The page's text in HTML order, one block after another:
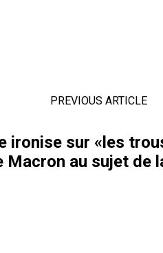
PREVIOUS ARTICLE
ironise sur «les
Macron au sujet de